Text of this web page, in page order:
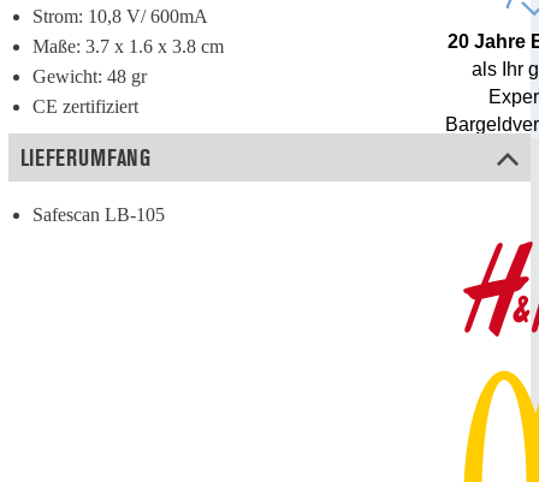
Strom: 10,8 V/ 600mA
Maße: 3.7 x 1.6 x 3.8 cm
Gewicht: 48 gr
CE zertifiziert
LIEFERUMFANG
Safescan LB-105
20 Jahre
als Ihr